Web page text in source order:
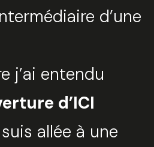
d’une
j’ai entendu
d’ICI
allée à une